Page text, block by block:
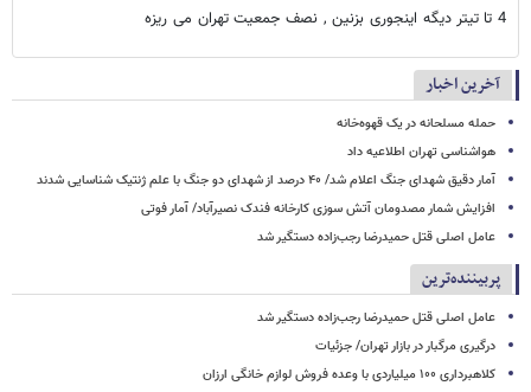
4 تا تیتر دیگه اینجوری بزنین , نصف جمعیت تهران می ریزه
آخرین اخبار
حمله مسلحانه در یک قهوه‌خانه
هواشناسی تهران اطلاعیه داد
آمار دقیق شهدای جنگ اعلام شد/ ۴۰ درصد از شهدای دو جنگ با علم ژنتیک شناسایی شدند
افزایش شمار مصدومان آتش سوزی کارخانه فندک نصیرآباد/ آمار فوتی
عامل اصلی قتل حمیدرضا رجب‌زاده دستگیر شد
پربیننده‌ترین
عامل اصلی قتل حمیدرضا رجب‌زاده دستگیر شد
درگیری مرگبار در بازار تهران/ جزئیات
کلاهبرداری ۱۰۰ میلیاردی با وعده فروش لوازم خانگی ارزان